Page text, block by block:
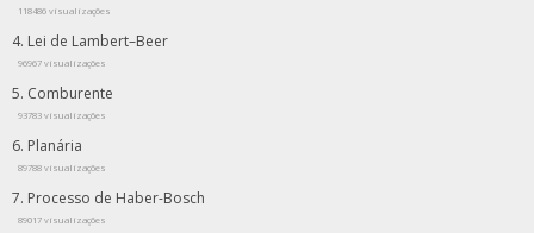
118486 visualizações
Lei de Lambert–Beer
96967 visualizações
Comburente
93783 visualizações
Planária
89788 visualizações
Processo de Haber-Bosch
89017 visualizações